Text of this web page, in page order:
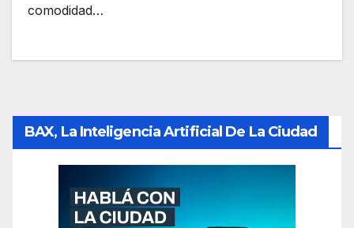
comodidad…
BAX, La Inteligencia Artificial De La Ciudad